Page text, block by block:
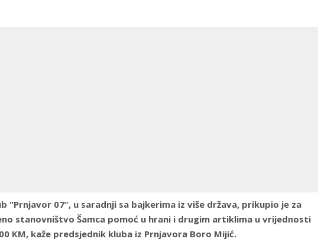
“Prnjavor 07”, u saradnji sa bajkerima iz više država, prikupio je za
stanovništvo Šamca pomoć u hrani i drugim artiklima u vrijednosti
KM, kaže predsjednik kluba iz Prnjavora Boro Mijić.